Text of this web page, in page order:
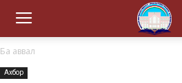
Ба аввал
Ахбор